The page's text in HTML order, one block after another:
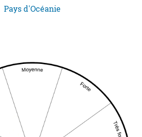
Pays d'Océanie